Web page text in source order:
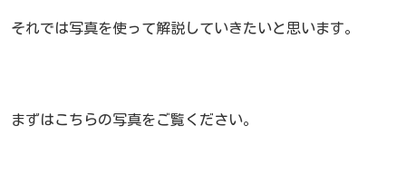
それでは写真を使って解説していきたいと思います。
まずはこちらの写真をご覧ください。